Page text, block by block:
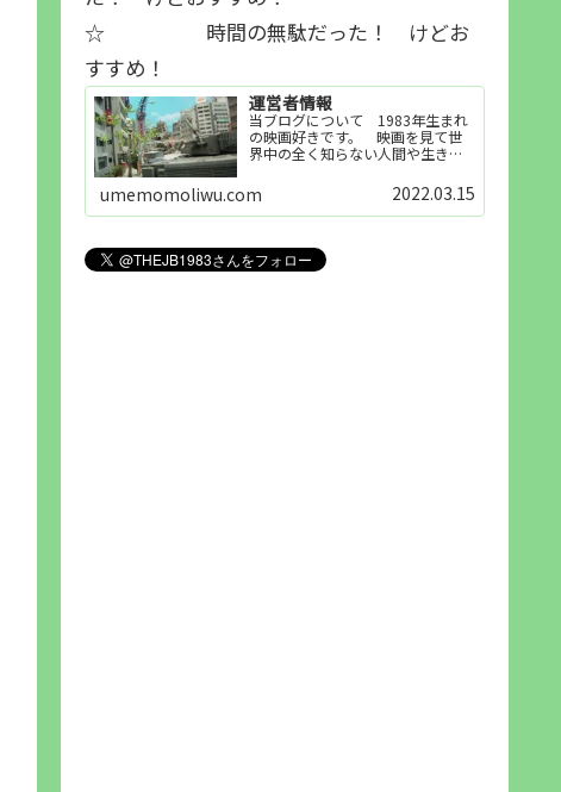
☆ 時間の無駄だった！ けどお
すすめ！
運営者情報
当ブログについて 1983年生まれ
の映画好きです。 映画を見て世
界中の全く知らない人間や生き物
世界知らない世界に触れることが
好きで映画を見てます。「映画を
見られれば幸福度を高い」とわか
umemomoliwu.com 2022.03.15